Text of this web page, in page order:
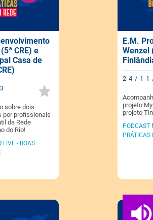
CRE) e
Casa de
sobre dois
por profissionais
da Rede
do Rio!
LIVE - BOAS
E.M.
Wenzel
24/
projeto
projeto
PODCAST
PRÁTICAS